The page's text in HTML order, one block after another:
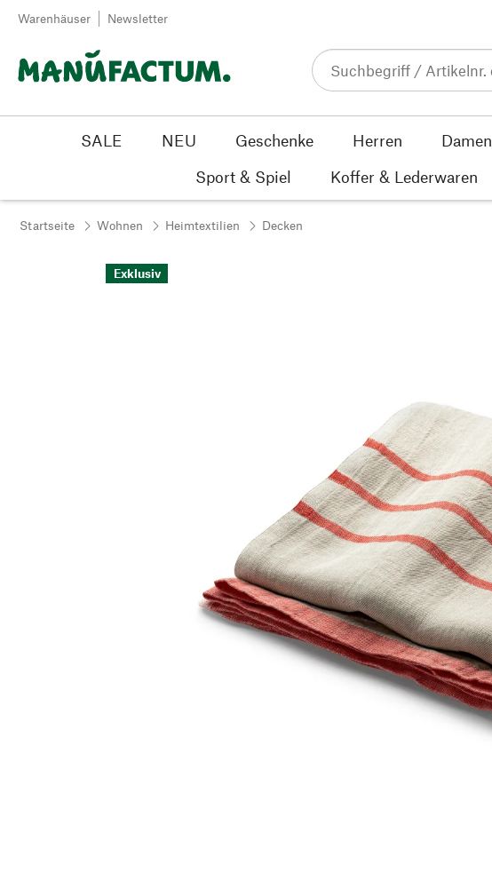
Zum Inhalt springen
Warenhäuser Newsletter
SALE NEU Geschenke Herren Damen
Sport & Spiel
Koffer & Lederwaren
Startseite Wohnen Heimtextilien Decken
Exklusiv